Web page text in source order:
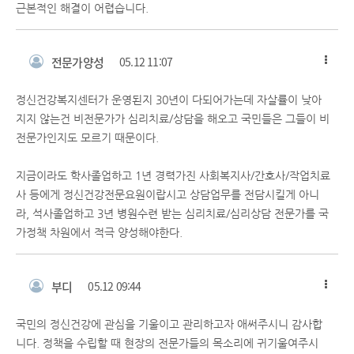
근본적인 해결이 어렵습니다.
전문가양성 05.12 11:07
정신건강복지센터가 운영된지 30년이 다되어가는데 자살률이 낮아
지지 않는건 비전문가가 심리치료/상담을 해오고 국민들은 그들이 비
전문가인지도 모르기 때문이다.
지금이라도 학사졸업하고 1년 경력가진 사회복지사/간호사/작업치료
사 등에게 정신건강전문요원이랍시고 상담업무를 전담시킬게 아니
라, 석사졸업하고 3년 병원수련 받는 심리치료/심리상담 전문가를 국
가정책 차원에서 적극 양성해야한다.
부디 05.12 09:44
국민의 정신건강에 관심을 기울이고 관리하고자 애써주시니 감사합
니다. 정책을 수립할 때 현장의 전문가들의 목소리에 귀기울여주시